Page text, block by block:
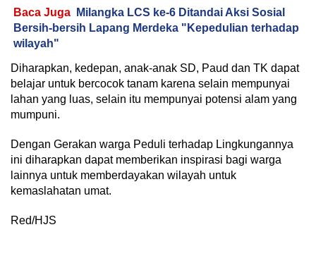
Baca Juga
Milangka LCS ke-6 Ditandai Aksi Sosial
Bersih-bersih Lapang Merdeka "Kepedulian terhadap
wilayah"
Diharapkan, kedepan, anak-anak SD, Paud dan TK dapat
belajar untuk bercocok tanam karena selain mempunyai
lahan yang luas, selain itu mempunyai potensi alam yang
mumpuni.
Dengan Gerakan warga Peduli terhadap Lingkungannya
ini diharapkan dapat memberikan inspirasi bagi warga
lainnya untuk memberdayakan wilayah untuk
kemaslahatan umat.
Red/HJS